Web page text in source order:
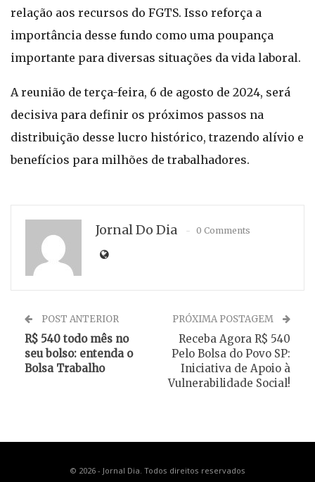
relação aos recursos do FGTS. Isso reforça a
importância desse fundo como uma poupança
importante para diversas situações da vida laboral.
A reunião de terça-feira, 6 de agosto de 2024, será
decisiva para definir os próximos passos na
distribuição desse lucro histórico, trazendo alívio e
benefícios para milhões de trabalhadores.
Jornal Do Dia 0 Comments
POST ANTERIOR
R$ 540 todo mês no
seu bolso: entenda o
Bolsa Trabalho
PRÓXIMA POSTAGEM
Receba Agora R$ 540
Pelo Bolsa do Povo SP:
Iniciativa de Apoio à
Vulnerabilidade Social!
© 2026 - Jornal Dia. Todos direitos reservados